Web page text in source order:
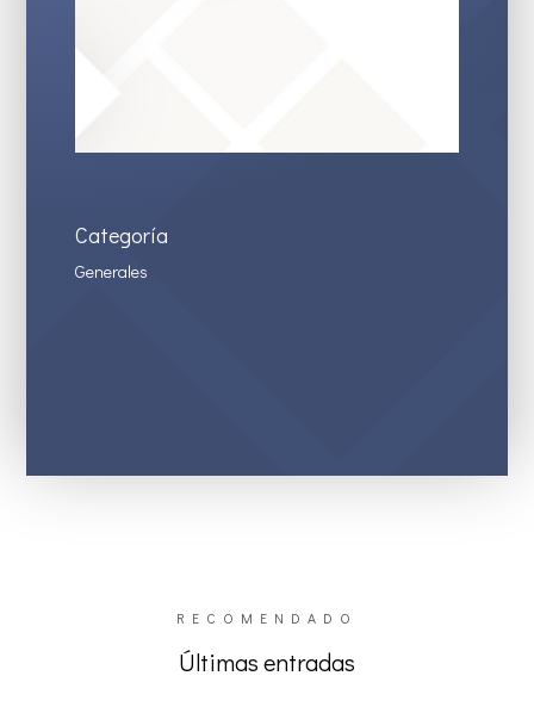
Categoría
Generales
RECOMENDADO
Últimas entradas